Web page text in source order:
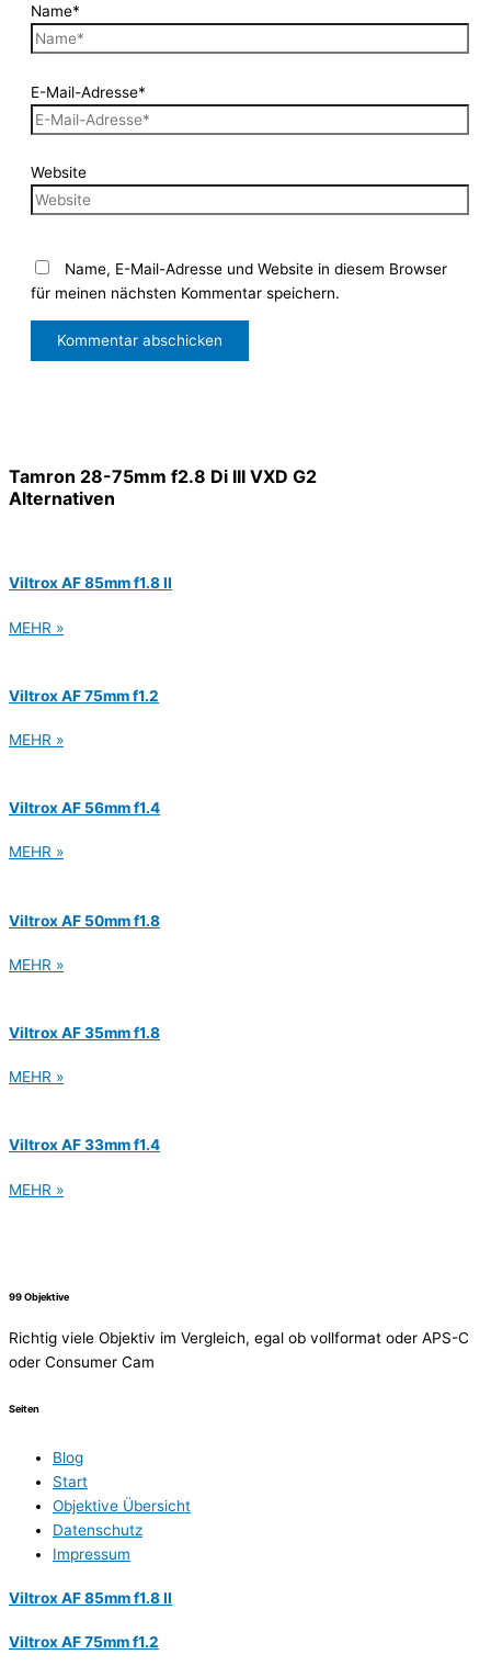
Name*
E-Mail-Adresse*
Website
Name, E-Mail-Adresse und Website in diesem Browser
für meinen nächsten Kommentar speichern.
Tamron 28-75mm f2.8 Di III VXD G2
Alternativen
Viltrox AF 85mm f1.8 II
MEHR »
Viltrox AF 75mm f1.2
MEHR »
Viltrox AF 56mm f1.4
MEHR »
Viltrox AF 50mm f1.8
MEHR »
Viltrox AF 35mm f1.8
MEHR »
Viltrox AF 33mm f1.4
MEHR »
99 Objektive
Richtig viele Objektiv im Vergleich, egal ob vollformat oder APS-C
oder Consumer Cam
Seiten
Blog
Start
Objektive Übersicht
Datenschutz
Impressum
Viltrox AF 85mm f1.8 II
Viltrox AF 75mm f1.2